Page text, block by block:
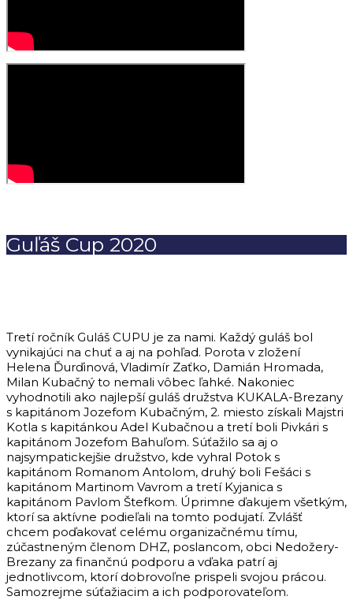
Guľáš Cup 2020
Tretí ročník Guláš CUPU je za nami. Každý guláš bol
vynikajúci na chuť a aj na pohľad. Porota v zložení
Helena Ďurďinová, Vladimír Zaťko, Damián Hromada,
Milan Kubačný to nemali vôbec ľahké. Nakoniec
vyhodnotili ako najlepší guláš družstva KUKALA-Brezany
s kapitánom Jozefom Kubačným, 2. miesto získali Majstri
Kotla s kapitánkou Adel Kubačnou a tretí boli Pivkári s
kapitánom Jozefom Bahuľom. Súťažilo sa aj o
najsympatickejšie družstvo, kde vyhral Potok s
kapitánom Romanom Antolom, druhý boli Fešáci s
kapitánom Martinom Vavrom a tretí Kyjanica s
kapitánom Pavlom Štefkom. Úprimne ďakujem všetkým,
ktorí sa aktívne podieľali na tomto podujatí. Zvlášť
chcem poďakovať celému organizačnému tímu,
zúčastneným členom DHZ, poslancom, obci Nedožery-
Brezany za finančnú podporu a vďaka patrí aj
jednotlivcom, ktorí dobrovoľne prispeli svojou prácou.
Samozrejme súťažiacim a ich podporovateľom.